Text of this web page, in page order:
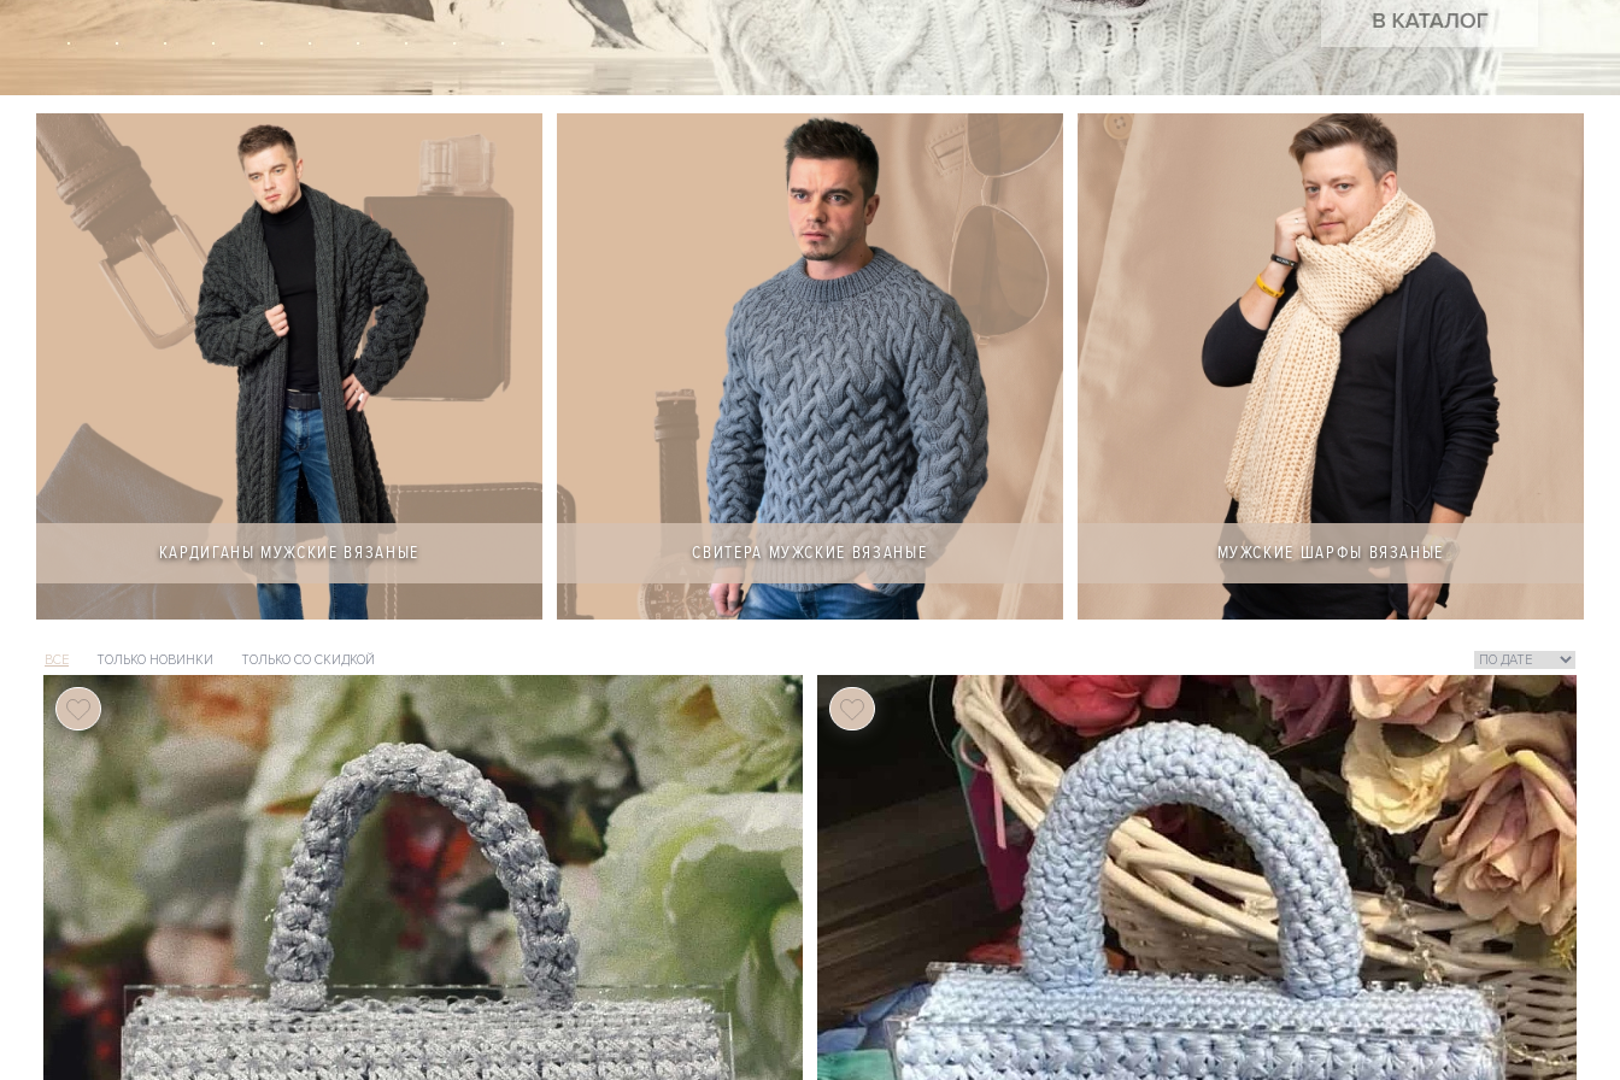
КАРДИГАНЫ МУЖСКИЕ ВЯЗАНЫЕ СВИТЕРА МУЖСКИЕ ВЯЗАНЫЕ МУЖСКИЕ ШАРФЫ ВЯЗАНЫЕ
ВСЕ ТОЛЬКО НОВИНКИ ТОЛЬКО СО СКИДКОЙ
104 104